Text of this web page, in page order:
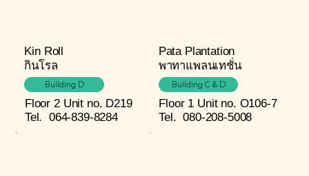
Kin Roll
กินโรล
Building D
Floor 2 Unit no. D219
Tel. 064-839-8284
Pata Plantation
พาทาแพลนเทชั่น
Building C & D
Floor 1 Unit no. O106-7
Tel. 080-208-5008